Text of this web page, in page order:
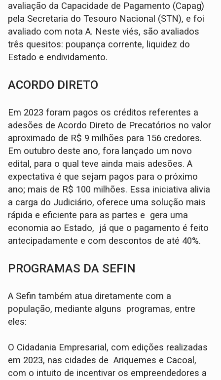
avaliação da Capacidade de Pagamento (Capag)
pela Secretaria do Tesouro Nacional (STN), e foi
avaliado com nota A. Neste viés, são avaliados
três quesitos: poupança corrente, liquidez do
Estado e endividamento.
ACORDO DIRETO
Em 2023 foram pagos os créditos referentes a
adesões de Acordo Direto de Precatórios no valor
aproximado de R$ 9 milhões para 156 credores.
Em outubro deste ano, fora lançado um novo
edital, para o qual teve ainda mais adesões. A
expectativa é que sejam pagos para o próximo
ano; mais de R$ 100 milhões. Essa iniciativa alivia
a carga do Judiciário, oferece uma solução mais
rápida e eficiente para as partes e gera uma
economia ao Estado, já que o pagamento é feito
antecipadamente e com descontos de até 40%.
PROGRAMAS DA SEFIN
A Sefin também atua diretamente com a
população, mediante alguns programas, entre
eles:
O Cidadania Empresarial, com edições realizadas
em 2023, nas cidades de Ariquemes e Cacoal,
com o intuito de incentivar os empreendedores a